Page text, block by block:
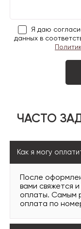
Я даю
данных в
ЧАСТО
Как я могу
После
вами свяжется
оплаты. Самым
оплата по